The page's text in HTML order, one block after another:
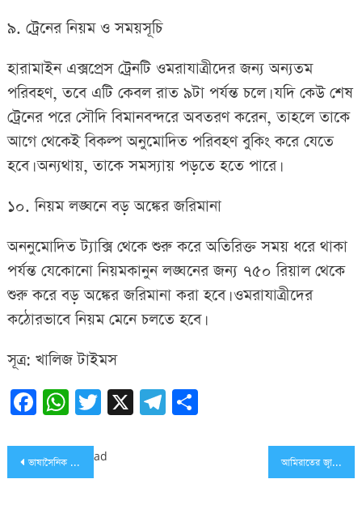
৯. ট্রেনের নিয়ম ও সময়সূচি
হারামাইন এক্সপ্রেস ট্রেনটি ওমরাযাত্রীদের জন্য অন্যতম
পরিবহণ, তবে এটি কেবল রাত ৯টা পর্যন্ত চলে। যদি কেউ শেষ
ট্রেনের পরে সৌদি বিমানবন্দরে অবতরণ করেন, তাহলে তাকে
আগে থেকেই বিকল্প অনুমোদিত পরিবহণ বুকিং করে যেতে
হবে। অন্যথায়, তাকে সমস্যায় পড়তে হতে পারে।
১০. নিয়ম লঙ্ঘনে বড় অঙ্কের জরিমানা
অননুমোদিত ট্যাক্সি থেকে শুরু করে অতিরিক্ত সময় ধরে থাকা
পর্যন্ত যেকোনো নিয়মকানুন লঙ্ঘনের জন্য ৭৫০ রিয়াল থেকে
শুরু করে বড় অঙ্কের জরিমানা করা হবে। ওমরাযাত্রীদের
কঠোরভাবে নিয়ম মেনে চলতে হবে।
সূত্র: খালিজ টাইমস
Facebook
WhatsApp
Twitter
X Telegram
Share
Post
ভাষাসৈনিক আহমদ রফিকের মৃত‍্যুতে প্রধান উপদেষ্টার শোক আমিরাতের জ্বালানি ও অবকাঠামো মন্ত্রীর সঙ্গে নৌপরিবহন উপদেষ্টার বৈঠক
ad